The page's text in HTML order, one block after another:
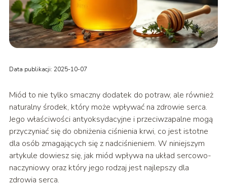
Data publikacji: 2025-10-07
Miód to nie tylko smaczny dodatek do potraw, ale również
naturalny środek, który może wpływać na zdrowie serca.
Jego właściwości antyoksydacyjne i przeciwzapalne mogą
przyczyniać się do obniżenia ciśnienia krwi, co jest istotne
dla osób zmagających się z nadciśnieniem. W niniejszym
artykule dowiesz się, jak miód wpływa na układ sercowo-
naczyniowy oraz który jego rodzaj jest najlepszy dla
zdrowia serca.